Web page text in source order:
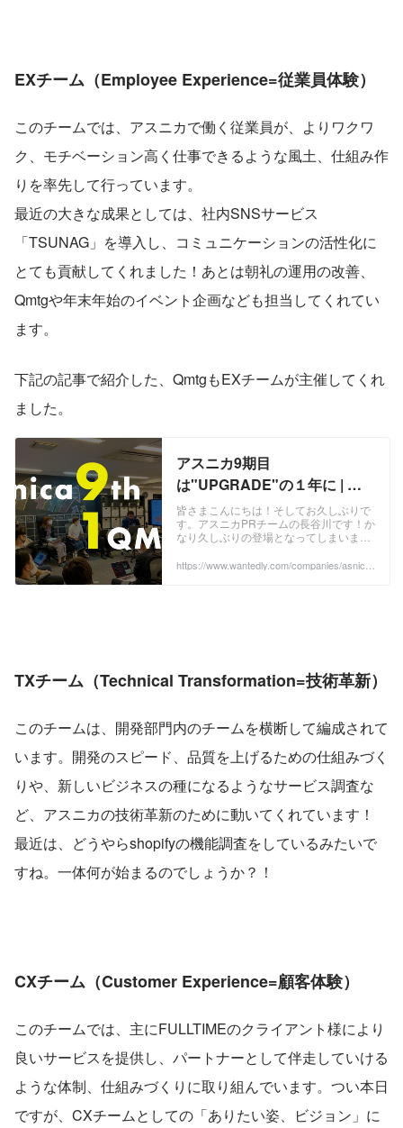
EXチーム（Employee Experience=従業員体験）
このチームでは、アスニカで働く従業員が、よりワクワ
ク、モチベーション高く仕事できるような風土、仕組み作
りを率先して行っています。
最近の大きな成果としては、社内SNSサービス
「TSUNAG」を導入し、コミュニケーションの活性化に
とても貢献してくれました！あとは朝礼の運用の改善、
Qmtgや年末年始のイベント企画なども担当してくれてい
ます。
下記の記事で紹介した、QmtgもEXチームが主催してくれ
ました。
アスニカ9期目
は"UPGRADE"の１年に | ア
スニカ株式会社
皆さまこんにちは！そしてお久しぶりで
す。アスニカPRチームの長谷川です！か
なり久しぶりの登場となってしまいまし
き、今まであまり登場してこなかった弊
https://www.wantedly.com/companies/asnica/
TXチーム（Technical Transformation=技術革新）
このチームは、開発部門内のチームを横断して編成されて
います。開発のスピード、品質を上げるための仕組みづく
りや、新しいビジネスの種になるようなサービス調査な
ど、アスニカの技術革新のために動いてくれています！
最近は、どうやらshopifyの機能調査をしているみたいで
すね。一体何が始まるのでしょうか？！
CXチーム（Customer Experience=顧客体験）
このチームでは、主にFULLTIMEのクライアント様により
良いサービスを提供し、パートナーとして伴走していける
ような体制、仕組みづくりに取り組んでいます。つい本日
ですが、CXチームとしての「ありたい姿、ビジョン」に